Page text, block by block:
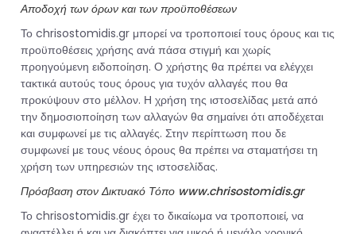
Αποδοχή των όρων και των προϋποθέσεων
Το chrisostomidis.gr μπορεί να τροποποιεί τους όρους και τις
προϋποθέσεις χρήσης ανά πάσα στιγμή και χωρίς
προηγούμενη ειδοποίηση. Ο χρήστης θα πρέπει να ελέγχει
τακτικά αυτούς τους όρους για τυχόν αλλαγές που θα
προκύψουν στο μέλλον. Η χρήση της ιστοσελίδας μετά από
την δημοσιοποίηση των αλλαγών θα σημαίνει ότι αποδέχεται
και συμφωνεί με τις αλλαγές. Στην περίπτωση που δε
συμφωνεί με τους νέους όρους θα πρέπει να σταματήσει τη
χρήση των υπηρεσιών της ιστοσελίδας.
Πρόσβαση στον Δικτυακό Τόπο www.chrisostomidis.gr
Το chrisostomidis.gr έχει το δικαίωμα να τροποποιεί, να